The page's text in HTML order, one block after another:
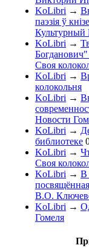
KoLibri →
паэзія ў
Культурный
KoLibri →
Богданович"
Своя
KoLibri →
колокольня
KoLibri →
Новости
KoLibri →
библиотеке
KoLibri →
Своя
KoLibri → В
В.О.
KoLibri →
Гомеля